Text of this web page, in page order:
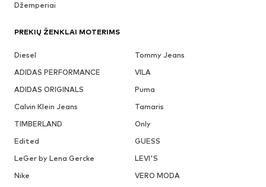
Džemperiai
PREKIŲ ŽENKLAI MOTERIMS
Diesel
Tommy Jeans
ADIDAS PERFORMANCE
VILA
ADIDAS ORIGINALS
Puma
Calvin Klein Jeans
Tamaris
TIMBERLAND
Only
Edited
GUESS
LeGer by Lena Gercke
LEVI'S
Nike
VERO MODA